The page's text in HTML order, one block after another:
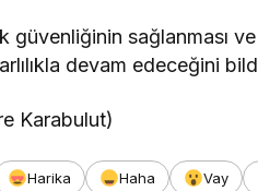
güvenliğinin sağlanması
devam edeceğini
Karabulut)
Harika Haha Vay